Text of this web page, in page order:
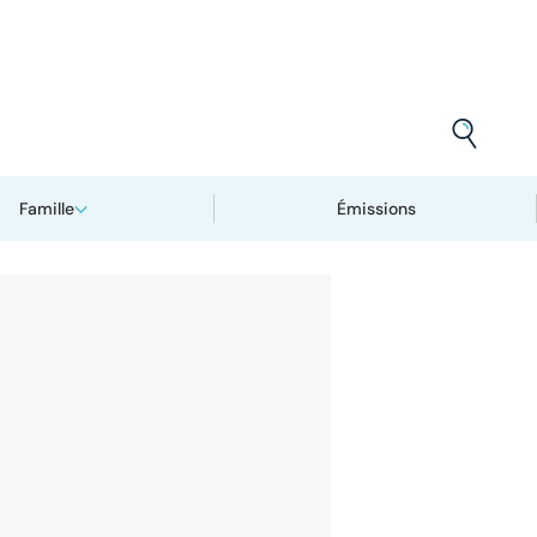
Famille Émissions